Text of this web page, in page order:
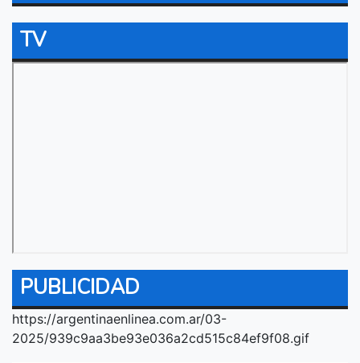
TV
PUBLICIDAD
https://argentinaenlinea.com.ar/03-
2025/939c9aa3be93e036a2cd515c84ef9f08.gif